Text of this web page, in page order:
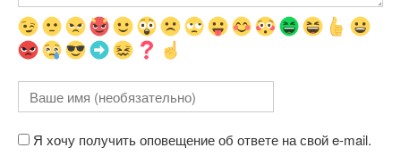
Я хочу получить оповещение об ответе на свой e-mail.